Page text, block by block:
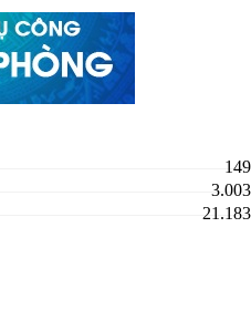
149
3.003
21.183